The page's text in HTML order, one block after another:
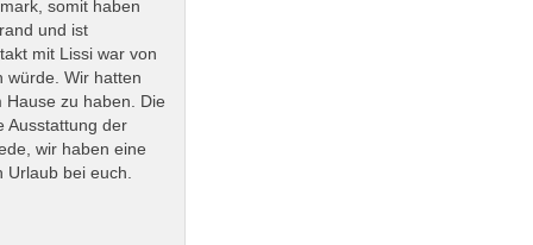
somit haben
und ist
mit Lissi war von
würde. Wir hatten
zu haben. Die
Ausstattung der
wir haben eine
bei euch.